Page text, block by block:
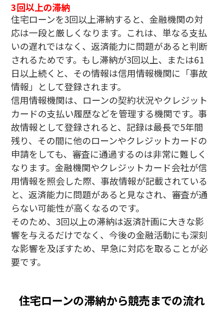
3回以上の滞納
住宅ローンを3回以上滞納すると、金融機関の対
応は一段と厳しくなります。これは、単なる支払
いの遅れではなく、返済能力に問題があると判断
されるためです。もし滞納が3回以上、または61
日以上続くと、その情報は信用情報機関に「事故
情報」として登録されます。
信用情報機関は、ローンの契約状況やクレジット
カードの支払い履歴などを管理する機関です。事
故情報として登録されると、記録は最長で5年間
残り、その間に他のローンやクレジットカードの
申請をしても、審査に通過するのは非常に難しく
なります。金融機関やクレジットカード会社が信
用情報を照会した際、事故情報が記載されている
と、返済能力に問題があると見なされ、審査が通
らない可能性が高くなるのです。
そのため、3回以上の滞納は返済計画に大きな影
響を与えるだけでなく、今後の金融活動にも深刻
な影響を及ぼすため、早急に対応を取ることが必
要です。
住宅ローンの滞納から競売までの流れ